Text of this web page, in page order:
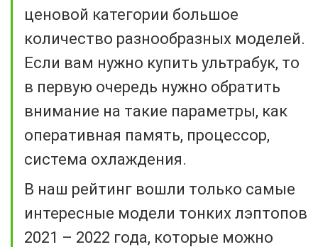
ценовой категории большое
количество разнообразных моделей.
Если вам нужно купить ультрабук, то
в первую очередь нужно обратить
внимание на такие параметры, как
оперативная память, процессор,
система охлаждения.
В наш рейтинг вошли только самые
интересные модели тонких лэптопов
2021 – 2022 года, которые можно